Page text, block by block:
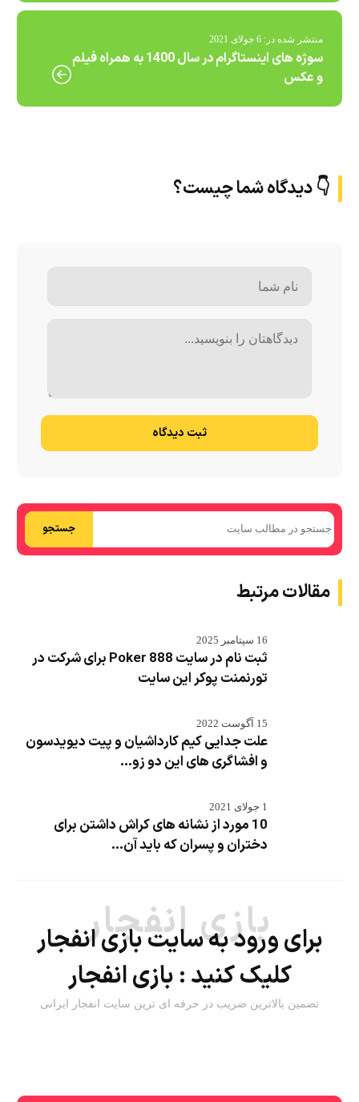
منتشر شده در: 6 جولای 2021
سوژه های اینستاگرام در سال 1400 به همراه فیلم
و عکس
👇 دیدگاه شما چیست؟
ثبت دیدگاه
جستجو
مقالات مرتبط
16 سپتامبر 2025
ثبت نام در سایت 888 Poker برای شرکت در
تورنمنت پوکر این سایت
15 آگوست 2022
علت جدایی کیم کارداشیان و پیت دیویدسون
و افشاگری های این دو زو...
1 جولای 2021
10 مورد از نشانه های کراش داشتن برای
دختران و پسران که باید آن...
بازی انفجار
برای ورود به سایت بازی انفجار
کلیک کنید : بازی انفجار
تضمین بالاترین ضریب در حرفه ای ترین سایت انفجار ایرانی